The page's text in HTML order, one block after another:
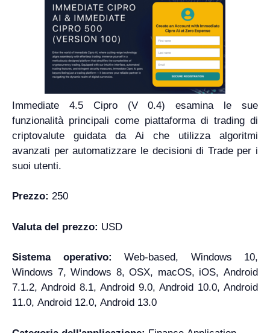
Immediate 4.5 Cipro (V 0.4) esamina le sue
funzionalità principali come piattaforma di trading di
criptovalute guidata da Ai che utilizza algoritmi
avanzati per automatizzare le decisioni di Trade per i
suoi utenti.
Prezzo: 250
Valuta del prezzo: USD
Sistema operativo: Web-based, Windows 10,
Windows 7, Windows 8, OSX, macOS, iOS, Android
7.1.2, Android 8.1, Android 9.0, Android 10.0, Android
11.0, Android 12.0, Android 13.0